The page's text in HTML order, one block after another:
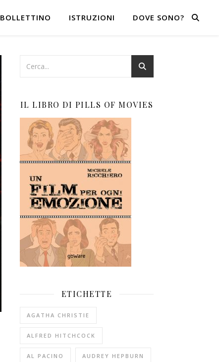
BOLLETTINO ISTRUZIONI DOVE SONO?
IL LIBRO DI PILLS OF MOVIES
ETICHETTE
AGATHA CHRISTIE
ALFRED HITCHCOCK
AL PACINO AUDREY HEPBURN